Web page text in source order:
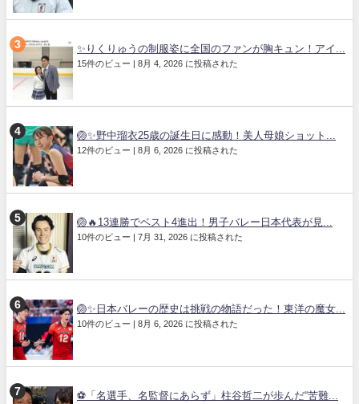
✨りくりゅうの制服姿に全国のファンが胸キュン！アイ...
15件のビュー | 8月 4, 2026 に投稿された
🏐✨野中瑠衣25歳の誕生日に感動！美人母娘ショット...
12件のビュー | 8月 6, 2026 に投稿された
🏐🔥13連勝でベスト4進出！男子バレー日本代表が見...
10件のビュー | 7月 31, 2026 に投稿された
🏐✨日本バレーの歴史は挑戦の物語だった！東洋の魔女...
10件のビュー | 8月 6, 2026 に投稿された
⚽「名選手、名監督にあらず」柱谷哲二が歩んだ“苦難...